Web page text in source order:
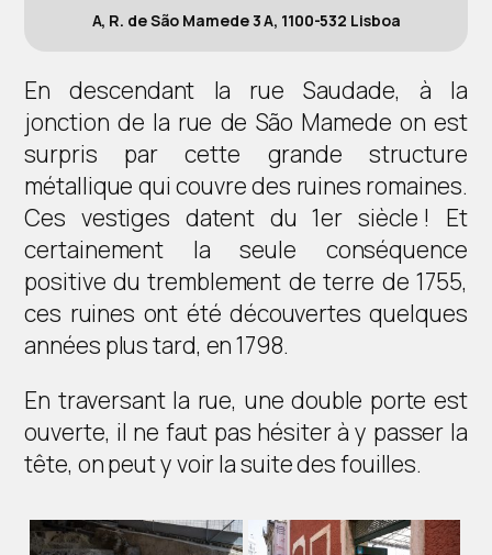
A, R. de São Mamede 3 A, 1100-532 Lisboa
En descendant la rue Saudade, à la
jonction de la rue de São Mamede on est
surpris par cette grande structure
métallique qui couvre des ruines romaines.
Ces vestiges datent du 1er siècle ! Et
certainement la seule conséquence
positive du tremblement de terre de 1755,
ces ruines ont été découvertes quelques
années plus tard, en 1798.
En traversant la rue, une double porte est
ouverte, il ne faut pas hésiter à y passer la
tête, on peut y voir la suite des fouilles.